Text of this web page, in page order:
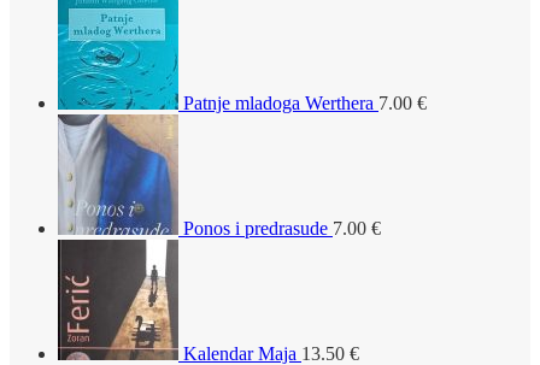
Patnje mladoga Werthera 7.00 €
Ponos i predrasude 7.00 €
Kalendar Maja 13.50 €